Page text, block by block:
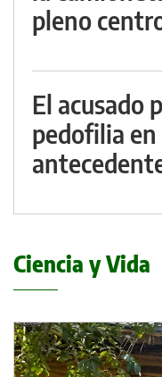
pleno
El acusado
pedofilia
Ciencia y Vida